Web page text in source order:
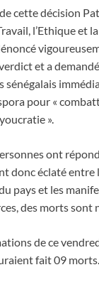
cette décision
l’Ethique et
et a
sénégalais
pour «
».
ont
donc éclaté entre
pays et les
des morts sont
de ce
fait 09 morts.